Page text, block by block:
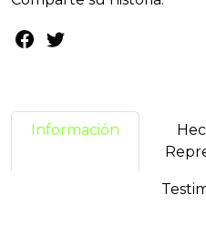
Información